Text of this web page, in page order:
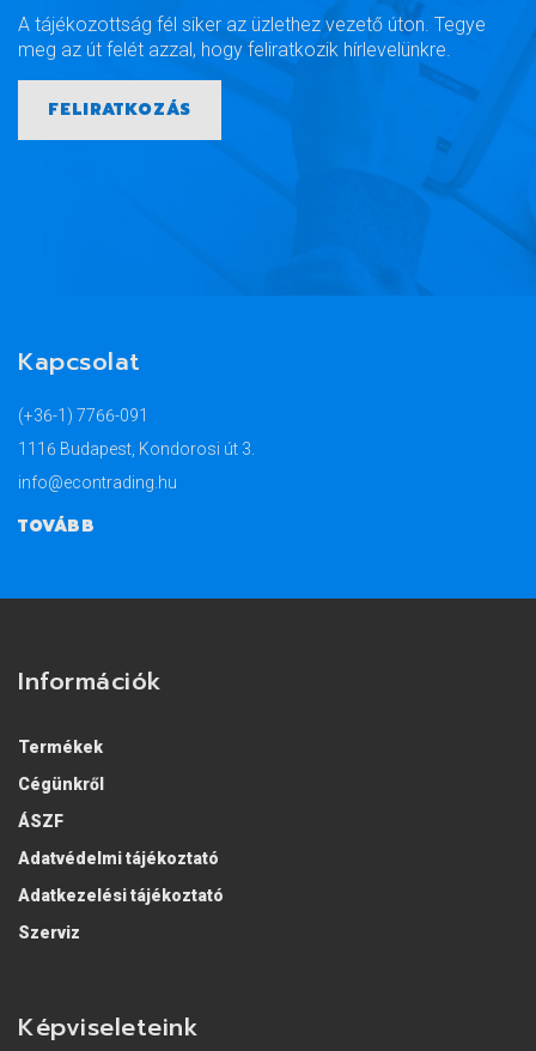
A tájékozottság fél siker az üzlethez vezető úton. Tegye
meg az út felét azzal, hogy feliratkozik hírlevelünkre.
FELIRATKOZÁS
Kapcsolat
(+36-1) 7766-091
1116 Budapest, Kondorosi út 3.
info@econtrading.hu
TOVÁBB
Információk
Termékek
Cégünkről
ÁSZF
Adatvédelmi tájékoztató
Adatkezelési tájékoztató
Szerviz
Képviseleteink